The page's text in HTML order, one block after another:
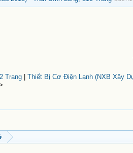
Trang| Thiết Bị Cơ Điện Lạnh (NXB Xây